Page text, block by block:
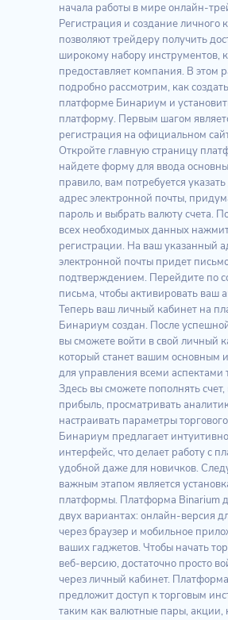
начала работы в мире онлайн-
Регистрация и создание личного
позволяют трейдеру получить
широкому набору инструментов,
предоставляет компания. В этом
подробно рассмотрим, как
платформе Бинариум и
платформу. Первым шагом
регистрация на официальном
Откройте главную страницу
найдете форму для ввода
правило, вам потребуется
адрес электронной почты,
пароль и выбрать валюту счета.
всех необходимых данных
регистрации. На ваш указанный
электронной почты придет
подтверждением. Перейдите по
письма, чтобы активировать ваш
Теперь ваш личный кабинет на
Бинариум создан. После
вы сможете войти в свой личный
который станет вашим основным
для управления всеми аспектами
Здесь вы сможете пополнять
прибыль, просматривать
настраивать параметры торгового
Бинариум предлагает
интерфейс, что делает работу с
удобной даже для новичков.
важным этапом является
платформы. Платформа Binarium
двух вариантах: онлайн-версия
через браузер и мобильное
ваших гаджетов. Чтобы начать
веб-версию, достаточно просто
через личный кабинет.
предложит доступ к торговым
таким как валютные пары, акции,